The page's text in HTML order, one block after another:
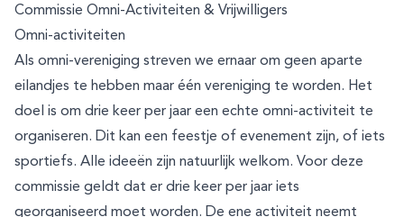
Commissie Omni-Activiteiten & Vrijwilligers
Omni-activiteiten
Als omni-vereniging streven we ernaar om geen aparte
eilandjes te hebben maar één vereniging te worden. Het
doel is om drie keer per jaar een echte omni-activiteit te
organiseren. Dit kan een feestje of evenement zijn, of iets
sportiefs. Alle ideeën zijn natuurlijk welkom. Voor deze
commissie geldt dat er drie keer per jaar iets
georganiseerd moet worden. De ene activiteit neemt